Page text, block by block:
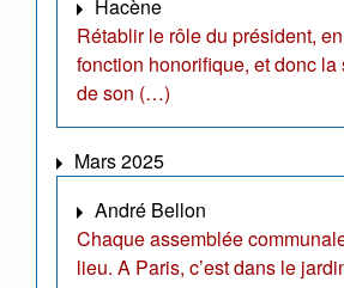
Hacène
Rétablir le rôle du président,
fonction honorifique, et donc la
de son (…)
Mars 2025
André Bellon
Chaque assemblée
lieu. A Paris, c’est dans le